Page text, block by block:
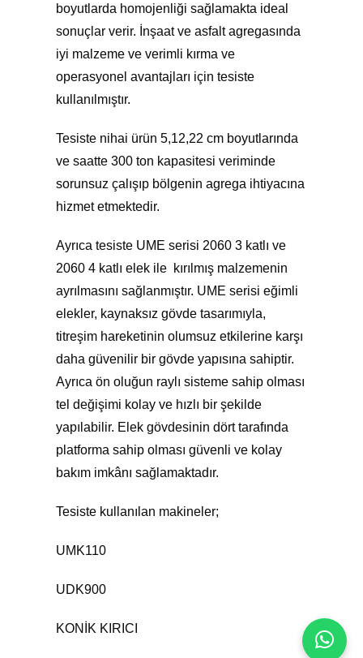
boyutlarda homojenliği sağlamakta ideal
sonuçlar verir. İnşaat ve asfalt agregasında
iyi malzeme ve verimli kırma ve
operasyonel avantajları için tesiste
kullanılmıştır.
Tesiste nihai ürün 5,12,22 cm boyutlarında
ve saatte 300 ton kapasitesi veriminde
sorunsuz çalışıp bölgenin agrega ihtiyacına
hizmet etmektedir.
Ayrıca tesiste UME serisi 2060 3 katlı ve
2060 4 katlı elek ile kırılmış malzemenin
ayrılmasını sağlanmıştır. UME serisi eğimli
elekler, kaynaksız gövde tasarımıyla,
titreşim hareketinin olumsuz etkilerine karşı
daha güvenilir bir gövde yapısına sahiptir.
Ayrıca ön oluğun raylı sisteme sahip olması
tel değişimi kolay ve hızlı bir şekilde
yapılabilir. Elek gövdesinin dört tarafında
platforma sahip olması güvenli ve kolay
bakım imkânı sağlamaktadır.
Tesiste kullanılan makineler;
UMK110
UDK900
KONİK KIRICI